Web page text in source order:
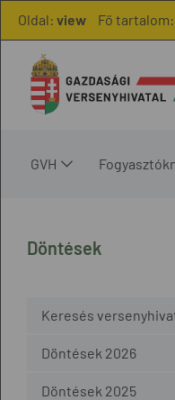
Oldal: view Fő tartalom:
GVH
Döntések
Keresés
Döntések 2026
Döntések 2025